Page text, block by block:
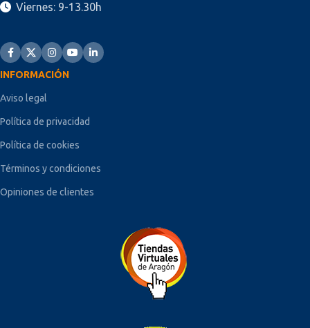
Viernes: 9-13.30h
INFORMACIÓN
Aviso legal
Política de privacidad
Política de cookies
Términos y condiciones
Opiniones de clientes